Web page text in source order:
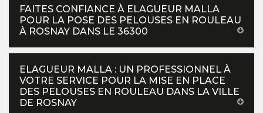
FAITES CONFIANCE À ELAGUEUR MALLA
POUR LA POSE DES PELOUSES EN ROULEAU
À ROSNAY DANS LE 36300
ELAGUEUR MALLA : UN PROFESSIONNEL À
VOTRE SERVICE POUR LA MISE EN PLACE
DES PELOUSES EN ROULEAU DANS LA VILLE
DE ROSNAY